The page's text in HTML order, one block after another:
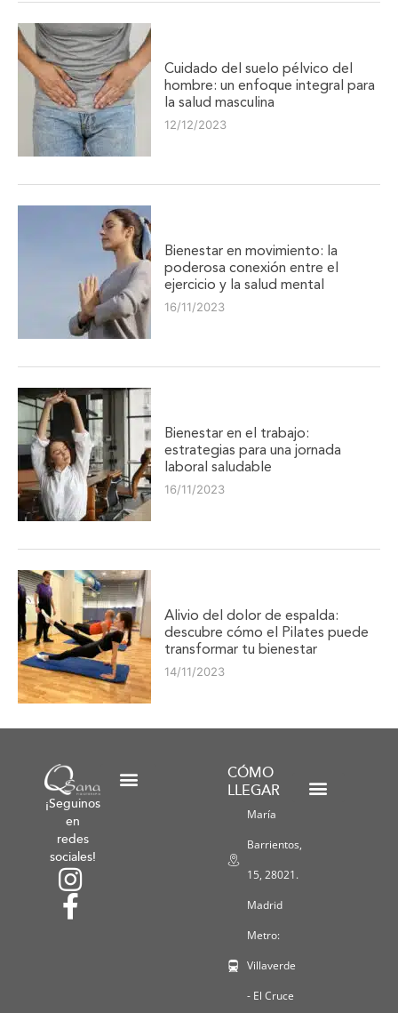
Cuidado del suelo pélvico del
hombre: un enfoque integral para
la salud masculina
12/12/2023
Bienestar en movimiento: la
poderosa conexión entre el
ejercicio y la salud mental
16/11/2023
Bienestar en el trabajo:
estrategias para una jornada
laboral saludable
16/11/2023
Alivio del dolor de espalda:
descubre cómo el Pilates puede
transformar tu bienestar
14/11/2023
¡Seguinos
en
redes
sociales!
CÓMO
LLEGAR
María
Barrientos,
15, 28021.
Madrid
Metro:
Villaverde
- El Cruce